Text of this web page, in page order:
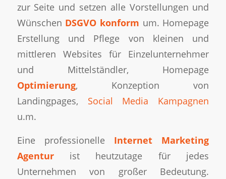
zur Seite und setzen alle Vorstellungen und
Wünschen DSGVO konform um. Homepage
Erstellung und Pflege von kleinen und
mittleren Websites für Einzelunternehmer
und Mittelständler, Homepage
Optimierung, Konzeption von
Landingpages, Social Media Kampagnen
u.m.
Eine professionelle Internet Marketing
Agenturist heutzutage für jedes
Unternehmen von großer Bedeutung.